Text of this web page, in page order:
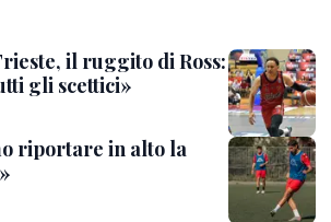
il ruggito di Ross:
gli scettici»
riportare in alto la